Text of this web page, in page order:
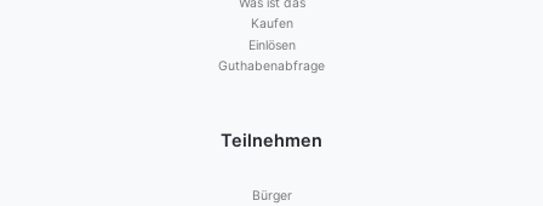
Kaufen
Einlösen
Guthabenabfrage
Teilnehmen
Bürger